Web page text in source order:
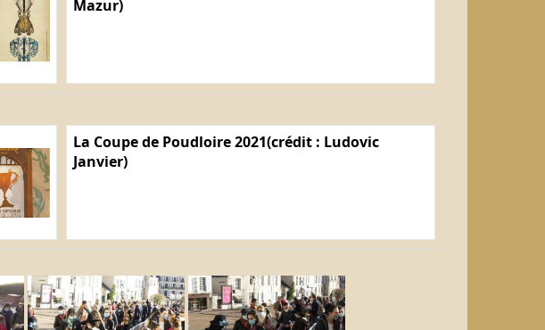
Mazur)
La Coupe de Poudloire 2021(crédit : Ludovic
Janvier)